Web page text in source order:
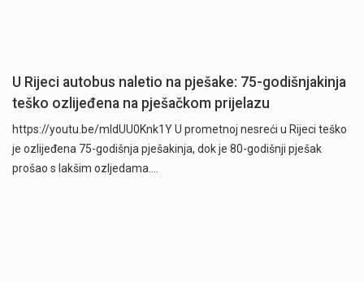
U Rijeci autobus naletio na pješake: 75-godišnjakinja
teško ozlijeđena na pješačkom prijelazu
https://youtu.be/mldUU0Knk1Y U prometnoj nesreći u Rijeci teško
je ozlijeđena 75-godišnja pješakinja, dok je 80-godišnji pješak
prošao s lakšim ozljedama.…